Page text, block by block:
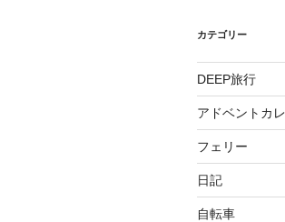
カテゴリー
DEEP旅行
アドベントカ
フェリー
日記
自転車